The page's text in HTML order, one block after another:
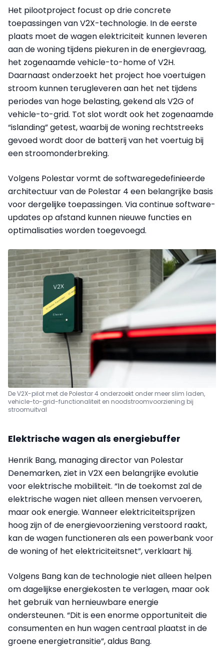
Het pilootproject focust op drie concrete
toepassingen van V2X-technologie. In de eerste
plaats moet de wagen elektriciteit kunnen leveren
aan de woning tijdens piekuren in de energievraag,
het zogenaamde vehicle-to-home of V2H.
Daarnaast onderzoekt het project hoe voertuigen
stroom kunnen terugleveren aan het net tijdens
periodes van hoge belasting, gekend als V2G of
vehicle-to-grid. Tot slot wordt ook het zogenaamde
“islanding” getest, waarbij de woning rechtstreeks
gevoed wordt door de batterij van het voertuig bij
een stroomonderbreking.
Volgens Polestar vormt de softwaregedefinieerde
architectuur van de Polestar 4 een belangrijke basis
voor dergelijke toepassingen. Via continue software-
updates op afstand kunnen nieuwe functies en
optimalisaties worden toegevoegd.
De V2X-pilot met de Polestar 4 onderzoekt onder meer slim laden,
vehicle-to-grid-functionaliteit en noodstroomvoorziening bij
stroomuitval
Elektrische wagen als energiebuffer
Henrik Bang, managing director van Polestar
Denemarken, ziet in V2X een belangrijke evolutie
voor elektrische mobiliteit. “In de toekomst zal de
elektrische wagen niet alleen mensen vervoeren,
maar ook energie. Wanneer elektriciteitsprijzen
hoog zijn of de energievoorziening verstoord raakt,
kan de wagen functioneren als een powerbank voor
de woning of het elektriciteitsnet”, verklaart hij.
Volgens Bang kan de technologie niet alleen helpen
om dagelijkse energiekosten te verlagen, maar ook
het gebruik van hernieuwbare energie
ondersteunen. “Dit is een enorme opportuniteit die
consumenten en hun wagen centraal plaatst in de
groene energietransitie”, aldus Bang.